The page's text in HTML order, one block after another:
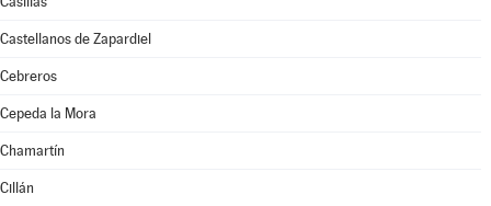
Castellanos de Zapardiel
Cebreros
Cepeda la Mora
Chamartín
Cillán